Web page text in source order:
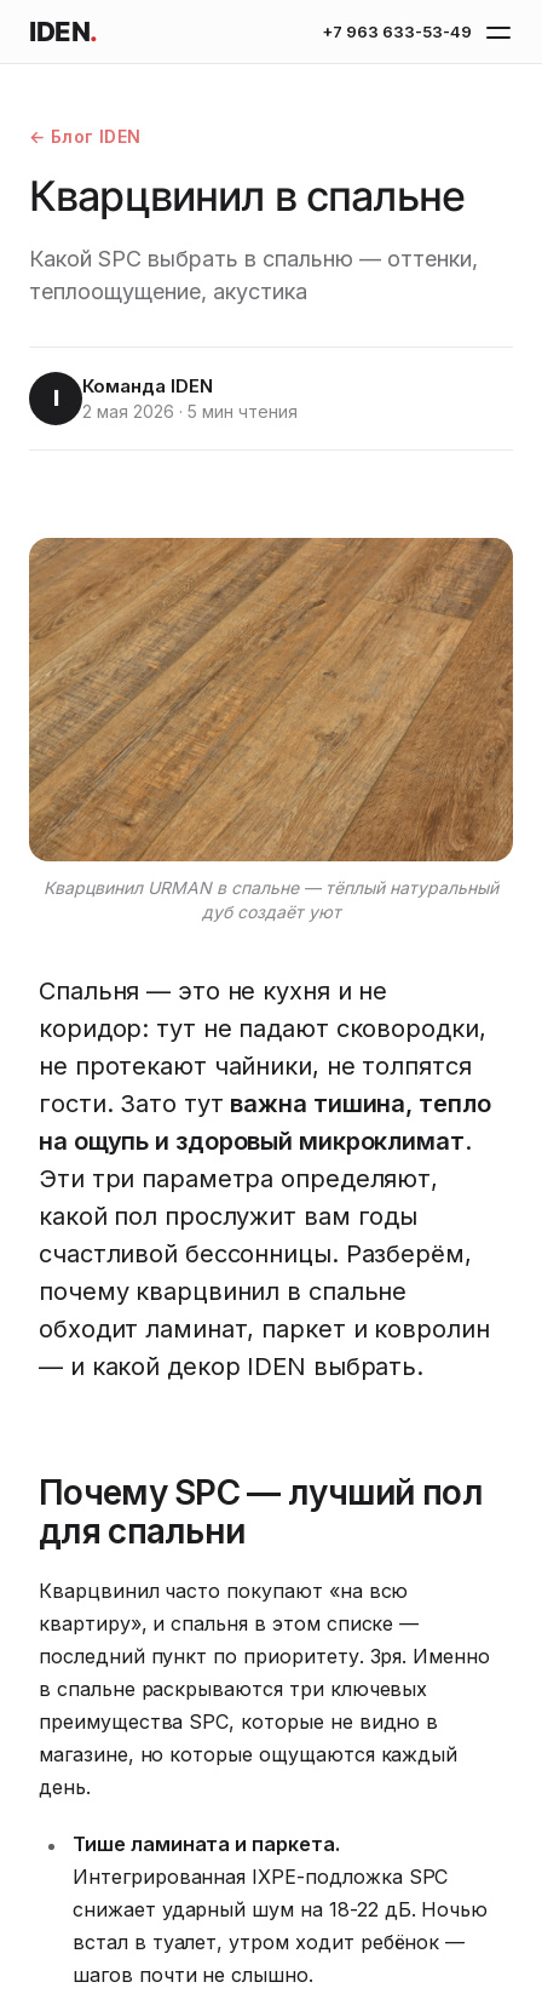
IDEN. +7 963 633-53-49
← Блог IDEN
Кварцвинил в спальне
Какой SPC выбрать в спальню — оттенки,
теплоощущение, акустика
I Команда IDEN
2 мая 2026 · 5 мин чтения
Кварцвинил URMAN в спальне — тёплый натуральный
дуб создаёт уют
Спальня — это не кухня и не
коридор: тут не падают сковородки,
не протекают чайники, не толпятся
гости. Зато тут важна тишина, тепло
на ощупь и здоровый микроклимат.
Эти три параметра определяют,
какой пол прослужит вам годы
счастливой бессонницы. Разберём,
почему кварцвинил в спальне
обходит ламинат, паркет и ковролин
— и какой декор IDEN выбрать.
Почему SPC — лучший пол
для спальни
Кварцвинил часто покупают «на всю
квартиру», и спальня в этом списке —
последний пункт по приоритету. Зря. Именно
в спальне раскрываются три ключевых
преимущества SPC, которые не видно в
магазине, но которые ощущаются каждый
день.
Тише ламината и паркета.
Интегрированная IXPE-подложка SPC
снижает ударный шум на 18-22 дБ. Ночью
встал в туалет, утром ходит ребёнок —
шагов почти не слышно.